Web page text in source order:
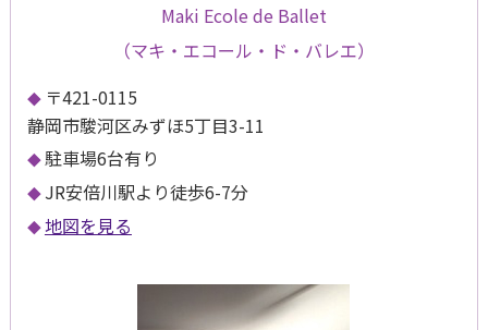
Maki Ecole de Ballet
（マキ・エコール・ド・バレエ）
〒421-0115
静岡市駿河区みずほ5丁目3-11
駐車場6台有り
JR安倍川駅より徒歩6-7分
地図を見る